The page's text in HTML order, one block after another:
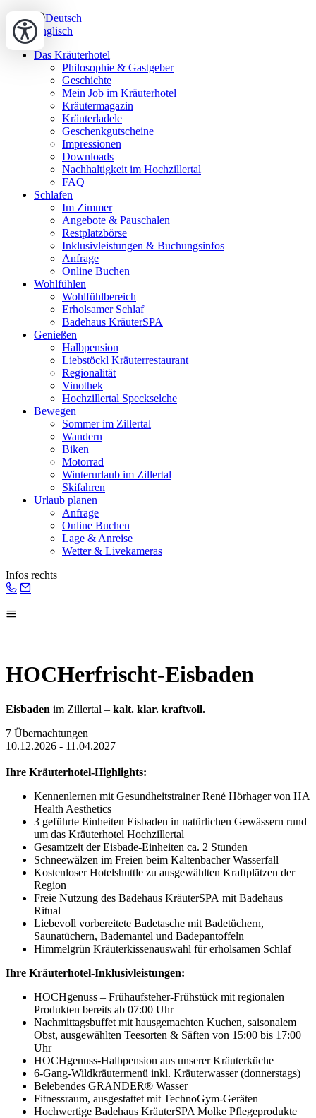
Deutsch
Englisch
Das Kräuterhotel
Philosophie & Gastgeber
Geschichte
Mein Job im Kräuterhotel
Kräutermagazin
Kräuterladele
Geschenkgutscheine
Impressionen
Downloads
Nachhaltigkeit im Hochzillertal
FAQ
Schlafen
Im Zimmer
Angebote & Pauschalen
Restplatzbörse
Inklusivleistungen & Buchungsinfos
Anfrage
Online Buchen
Wohlfühlen
Wohlfühlbereich
Erholsamer Schlaf
Badehaus KräuterSPA
Genießen
Halbpension
Liebstöckl Kräuterrestaurant
Regionalität
Vinothek
Hochzillertal Speckselche
Bewegen
Sommer im Zillertal
Wandern
Biken
Motorrad
Winterurlaub im Zillertal
Skifahren
Urlaub planen
Anfrage
Online Buchen
Lage & Anreise
Wetter & Livekameras
Infos rechts
HOCHerfrischt-Eisbaden
Eisbaden im Zillertal – kalt. klar. kraftvoll.
7 Übernachtungen
10.12.2026 - 11.04.2027
Ihre Kräuterhotel-Highlights:
Kennenlernen mit Gesundheitstrainer René Hörhager von HA
Health Aesthetics
3 geführte Einheiten Eisbaden in natürlichen Gewässern rund
um das Kräuterhotel Hochzillertal
Gesamtzeit der Eisbade-Einheiten ca. 2 Stunden
Schneewälzen im Freien beim Kaltenbacher Wasserfall
Kostenloser Hotelshuttle zu ausgewählten Kraftplätzen der
Region
Freie Nutzung des Badehaus KräuterSPA mit Badehaus
Ritual
Liebevoll vorbereitete Badetasche mit Badetüchern,
Saunatüchern, Bademantel und Badepantoffeln
Himmelgrün Kräuterkissenauswahl für erholsamen Schlaf
Ihre Kräuterhotel-Inklusivleistungen:
HOCHgenuss – Frühaufsteher-Frühstück mit regionalen
Produkten bereits ab 07:00 Uhr
Nachmittagsbuffet mit hausgemachten Kuchen, saisonalem
Obst, ausgewählten Teesorten & Säften von 15:00 bis 17:00
Uhr
HOCHgenuss-Halbpension aus unserer Kräuterküche
6-Gang-Wildkräutermenü inkl. Kräuterwasser (donnerstags)
Belebendes GRANDER® Wasser
Fitnessraum, ausgestattet mit TechnoGym-Geräten
Hochwertige Badehaus KräuterSPA Molke Pflegeprodukte